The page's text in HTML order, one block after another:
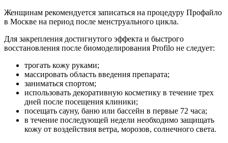
Женщинам рекомендуется записаться на процедуру Профайло
в Москве на период после менструального цикла.
Для закрепления достигнутого эффекта и быстрого
восстановления после биомоделирования Profilo не следует:
трогать кожу руками;
массировать область введения препарата;
заниматься спортом;
использовать декоративную косметику в течение трех
дней после посещения клиники;
посещать сауну, баню или бассейн в первые 72 часа;
в течение последующей недели необходимо защищать
кожу от воздействия ветра, морозов, солнечного света.